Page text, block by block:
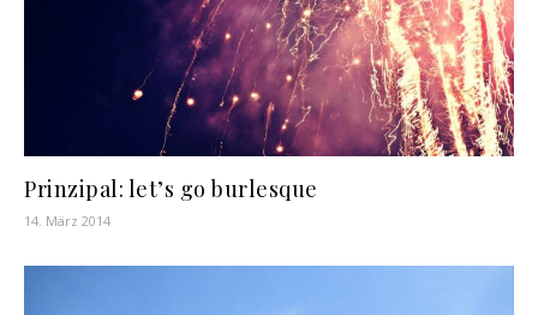
Prinzipal: let’s go burlesque
14. März 2014